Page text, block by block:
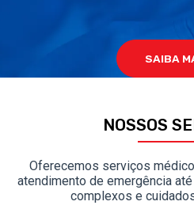
SAIBA
NOSSOS
Oferecemos serviços
atendimento de emergência
complexos e